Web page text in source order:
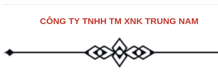
CÔNG TY TNHH TM XNK TRUNG NAM